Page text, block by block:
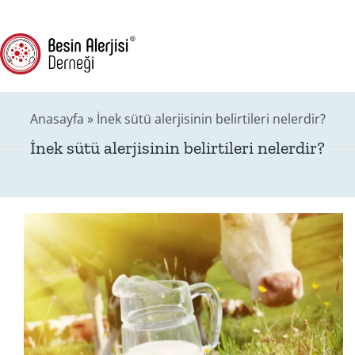
to
content
Besin
Anasayfa » İnek sütü alerjisinin belirtileri nelerdir?
İnek sütü alerjisinin belirtileri nelerdir?